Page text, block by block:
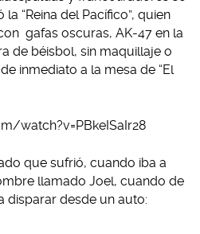
“Reina del Pacífico”, quien
gafas oscuras, AK-47 en la
de béisbol, sin maquillaje o
inmediato a la mesa de “El
watch?v=PBkeISaIr28
que sufrió, cuando iba a
llamado Joel, cuando de
disparar desde un auto: